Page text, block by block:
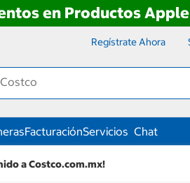
en Productos Apple
Regístrate Ahora
FacturaciónServicios Chat
a Costco.com.mx!